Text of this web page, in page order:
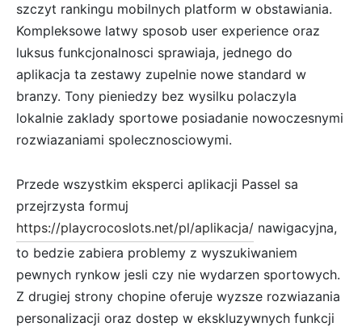
szczyt rankingu mobilnych platform w obstawiania.
Kompleksowe latwy sposob user experience oraz
luksus funkcjonalnosci sprawiaja, jednego do
aplikacja ta zestawy zupelnie nowe standard w
branzy. Tony pieniedzy bez wysilku polaczyla
lokalnie zaklady sportowe posiadanie nowoczesnymi
rozwiazaniami spolecznosciowymi.
Przede wszystkim eksperci aplikacji Passel sa
przejrzysta formuj
https://playcrocoslots.net/pl/aplikacja/ nawigacyjna,
to bedzie zabiera problemy z wyszukiwaniem
pewnych rynkow jesli czy nie wydarzen sportowych.
Z drugiej strony chopine oferuje wyzsze rozwiazania
personalizacji oraz dostep w ekskluzywnych funkcji